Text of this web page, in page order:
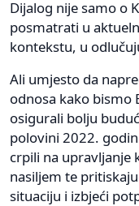
Dijalog nije samo o
posmatrati u
kontekstu, u
Ali umjesto da
odnosa kako bismo
osigurali bolju
polovini 2022.
crpili na upravljanje
nasiljem te
situaciju i izbjeći